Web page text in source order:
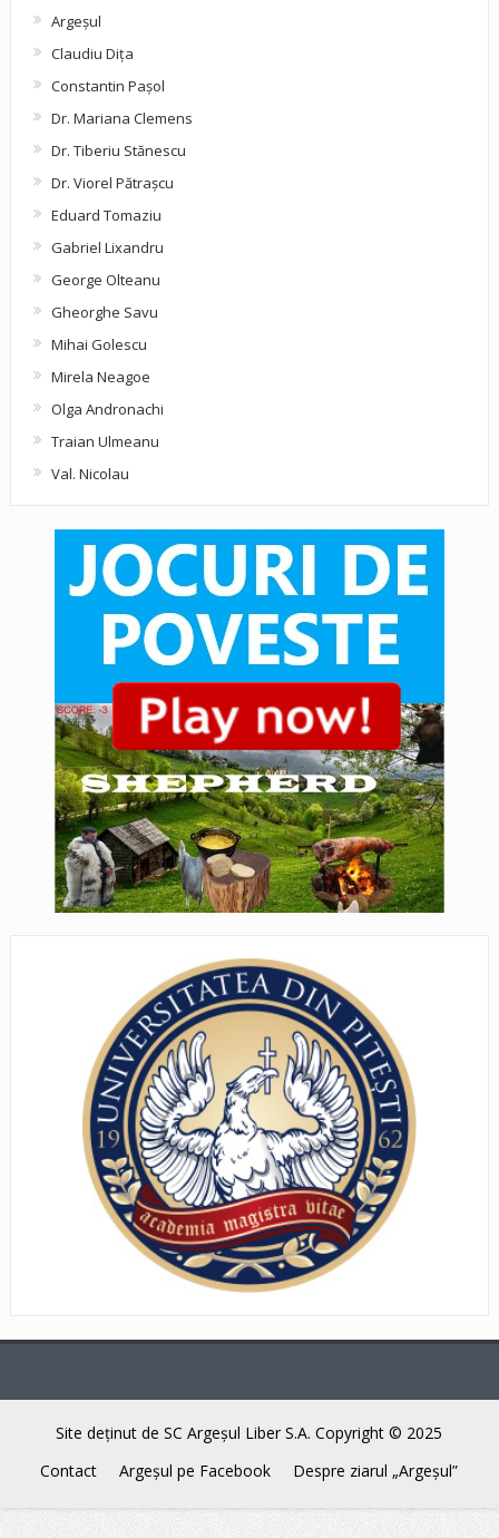
Argeşul
Claudiu Diţa
Constantin Pașol
Dr. Mariana Clemens
Dr. Tiberiu Stănescu
Dr. Viorel Pătraşcu
Eduard Tomaziu
Gabriel Lixandru
George Olteanu
Gheorghe Savu
Mihai Golescu
Mirela Neagoe
Olga Andronachi
Traian Ulmeanu
Val. Nicolau
Site deţinut de SC Argeşul Liber S.A. Copyright © 2025
Contact
Argeşul pe Facebook Despre ziarul „Argeşul”